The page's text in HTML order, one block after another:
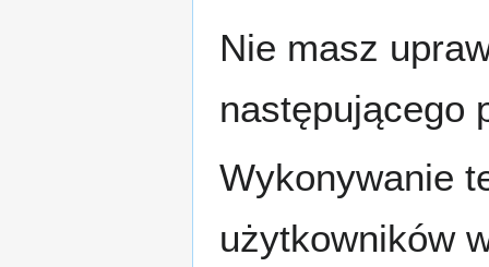
do
do
Nie masz
następującego
Wykonywanie
użytkowników